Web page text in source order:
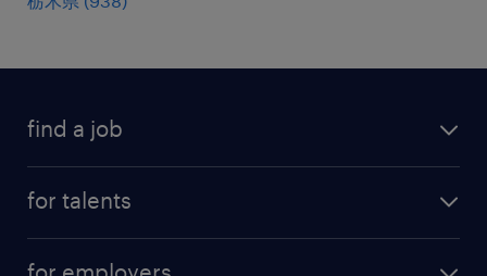
find a job
for talents